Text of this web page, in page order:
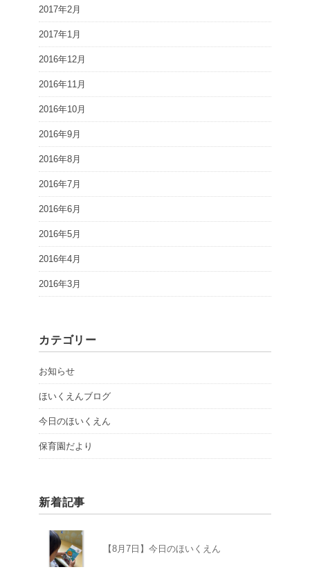
2017年2月
2017年1月
2016年12月
2016年11月
2016年10月
2016年9月
2016年8月
2016年7月
2016年6月
2016年5月
2016年4月
2016年3月
カテゴリー
お知らせ
ほいくえんブログ
今日のほいくえん
保育園だより
新着記事
【8月7日】今日のほいくえん